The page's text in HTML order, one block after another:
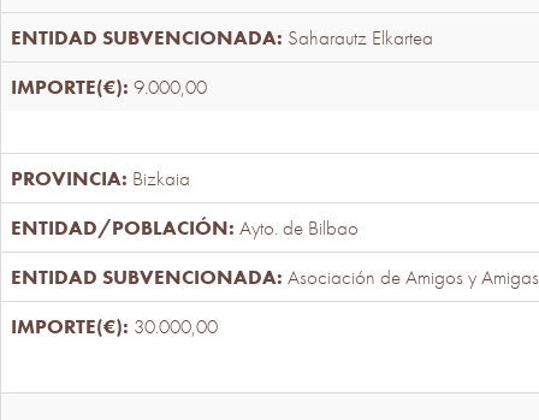
Saharautz Elkartea
9.000,00
Bizkaia
Ayto. de Bilbao
Asociación de Amigos y
30.000,00